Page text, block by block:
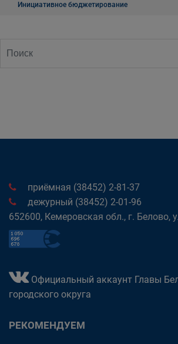
Инициативное бюджетирование
приёмная (38452) 2-81-37
дежурный (38452) 2-01-96
652600, Кемеровская обл., г. Белово,
Официальный аккаунт Главы
городского округа
РЕКОМЕНДУЕМ